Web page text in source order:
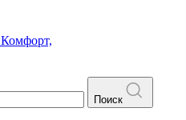
Комфорт,
Поиск